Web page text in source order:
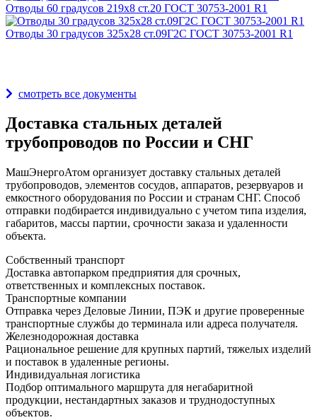
Отводы 60 градусов 219х8 ст.20 ГОСТ 30753-2001 R1
Отводы 30 градусов 325х28 ст.09Г2С ГОСТ 30753-2001 R1
смотреть все документы
Доставка стальных деталей
трубопроводов по России и СНГ
МашЭнергоАтом организует доставку стальных деталей
трубопроводов, элементов сосудов, аппаратов, резервуаров и
емкостного оборудования по России и странам СНГ. Способ
отправки подбирается индивидуально с учетом типа изделия,
габаритов, массы партии, срочности заказа и удаленности
объекта.
Собственный транспорт
Доставка автопарком предприятия для срочных,
ответственных и комплексных поставок.
Транспортные компании
Отправка через Деловые Линии, ПЭК и другие проверенные
транспортные службы до терминала или адреса получателя.
Железнодорожная доставка
Рациональное решение для крупных партий, тяжелых изделий
и поставок в удаленные регионы.
Индивидуальная логистика
Подбор оптимального маршрута для негабаритной
продукции, нестандартных заказов и труднодоступных
объектов.